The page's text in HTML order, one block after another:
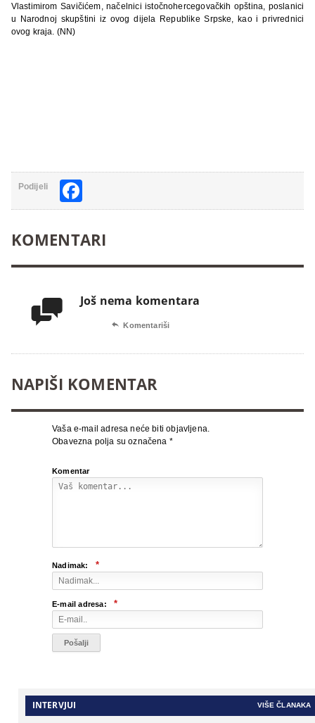
Vlastimirom Savičićem, načelnici istočnohercegovačkih opština, poslanici
u Narodnoj skupštini iz ovog dijela Republike Srpske, kao i privrednici
ovog kraja. (NN)
Podijeli
KOMENTARI
 Još nema komentara
 Komentariši
NAPIŠI KOMENTAR
Vaša e-mail adresa neće biti objavljena.
Obavezna polja su označena *
Komentar
Nadimak: *
E-mail adresa: *
INTERVJUI VIŠE ČLANAKA